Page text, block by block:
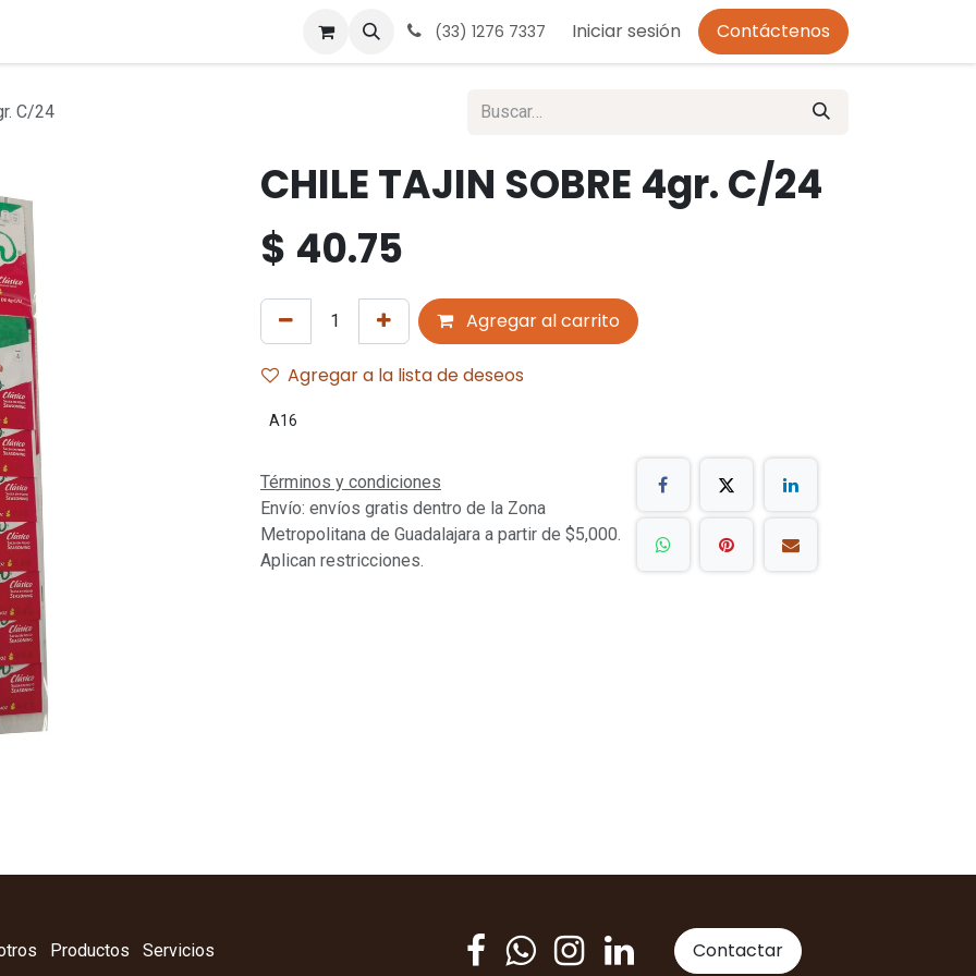
Términos y condiciones Aviso de Privacidad
(33) 1276 7337 Iniciar sesión Contáctenos
C/24
CHILE TAJIN SOBRE 4gr. C/24
$ 40.75
Agregar al carrito
Agregar a la lista de deseos
A16
Términos y condiciones
Envío: envíos gratis dentro de la Zona
Metropolitana de Guadalajara a partir de $5,000.
Aplican restricciones.
Productos Servicios Contactar